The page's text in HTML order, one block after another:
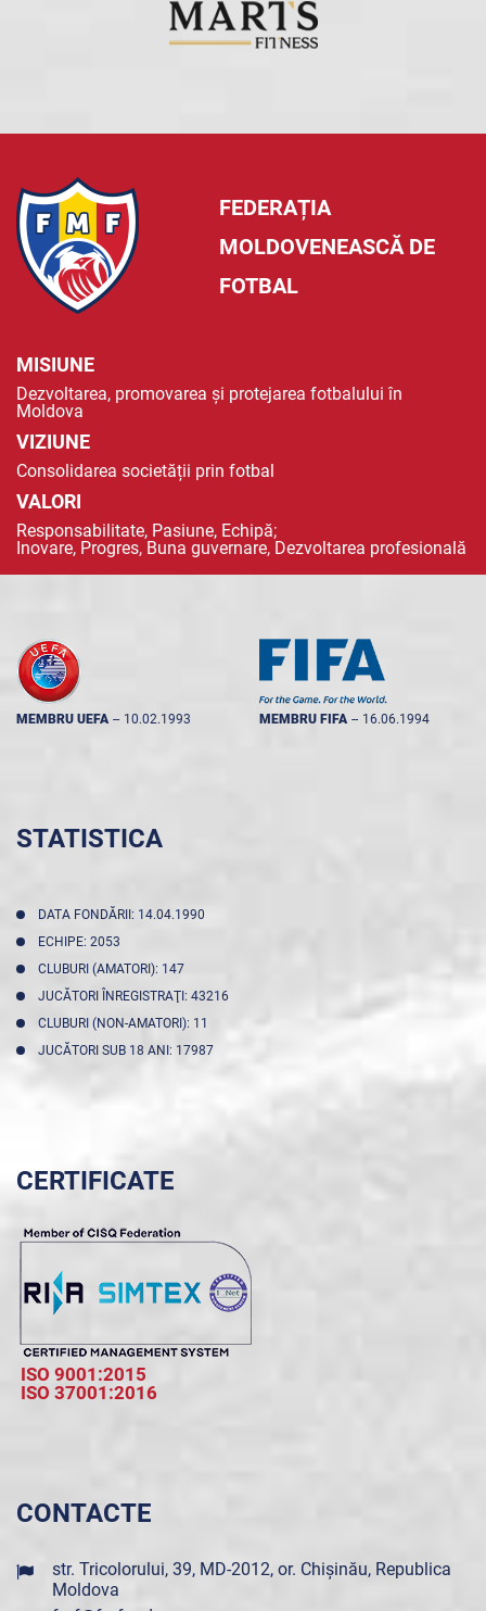
FEDERAȚIA
MOLDOVENEASCĂ DE
FOTBAL
MISIUNE
Dezvoltarea, promovarea și protejarea fotbalului în
Moldova
VIZIUNE
Consolidarea societății prin fotbal
VALORI
Responsabilitate, Pasiune, Echipă;
Inovare, Progres, Buna guvernare, Dezvoltarea profesională
MEMBRU UEFA -- 10.02.1993 MEMBRU FIFA -- 16.06.1994
STATISTICA
DATA FONDĂRII: 14.04.1990
ECHIPE: 2053
CLUBURI (AMATORI): 147
JUCĂTORI ÎNREGISTRAŢI: 43216
CLUBURI (NON-AMATORI): 11
JUCĂTORI SUB 18 ANI: 17987
CERTIFICATE
ISO 9001:2015
ISO 37001:2016
CONTACTE
str. Tricolorului, 39, MD-2012, or. Chișinău, Republica
Moldova